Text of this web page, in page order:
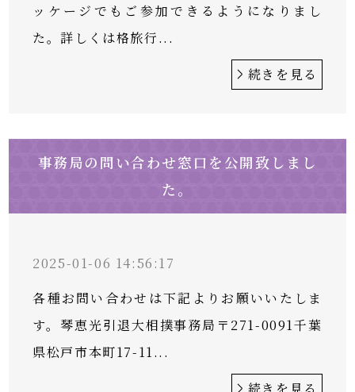
ッケージでもご参加できるようになりまし
た。詳しくは格旅行...
続きを見る
事務局の問い合わせ窓口を公開致しまし
た。
2025-01-06 14:56:17
各種お問い合わせは下記よりお願いいたしま
す。琴恵光引退大相撲事務局〒271-0091千葉
県松戸市本町17-11...